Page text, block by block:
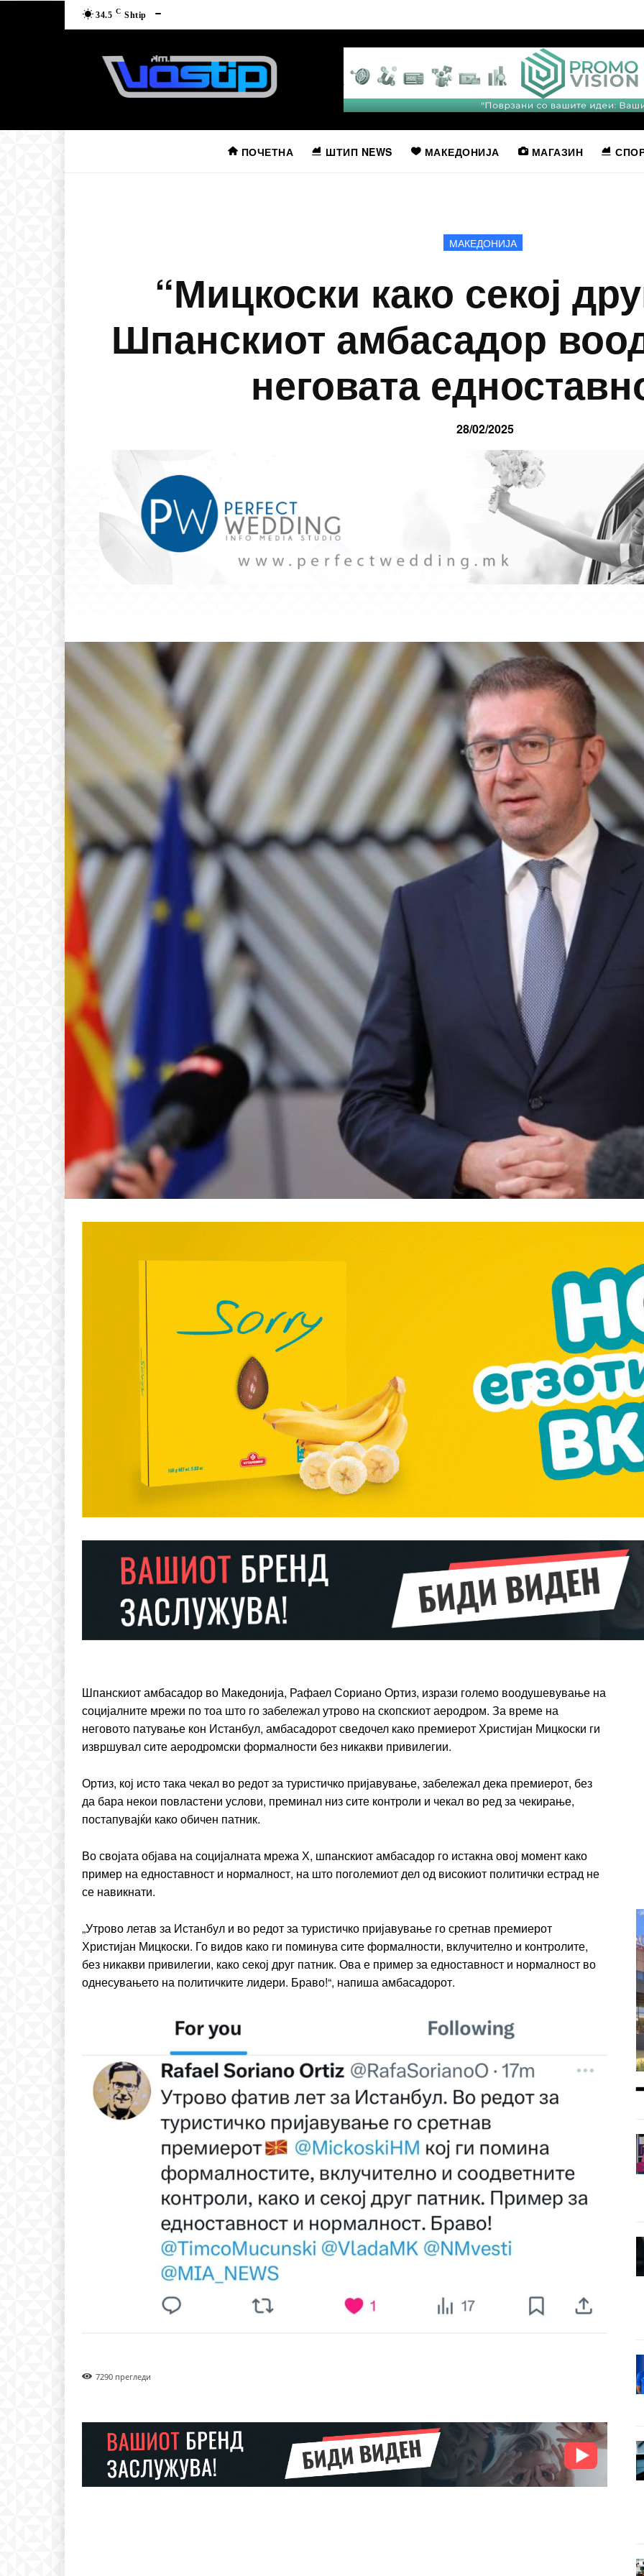
━ pricing plans
бесплатно / forever
ИЗБЕРЕТЕ ПЛАН
Included for free:
Etiam est nibh, lobortis sit
Nullam eu erat condimentum
Donec quis est ac felis
Orci varius natoque dolor
100 / yearplaceholder
Full member access:
Etiam est nibh, lobortis sit
Donec quis est ac felis
Orci varius natoque dolor
34.5 C Shtip
ПОЧЕТНА ШТИП NEWS МАКЕДОНИЈА МАГАЗИН
МАКЕДОНИЈА
“Мицкоски како секој
Шпанскиот амбасадор
неговата
28/02/2025
Шпанскиот амбасадор во Македонија, Рафаел Сориано Ортиз, изрази големо воодушевување на
социјалните мрежи по тоа што го забележал утрово на скопскиот аеродром. За време на
неговото патување кон Истанбул, амбасадорот сведочел како премиерот Христијан Мицкоски ги
извршувал сите аеродромски формалности без никакви привилегии.
Ортиз, кој исто така чекал во редот за туристичко пријавување, забележал дека премиерот, без
да бара некои повластени услови, преминал низ сите контроли и чекал во ред за чекирање,
постапувајќи како обичен патник.
Во својата објава на социјалната мрежа Х, шпанскиот амбасадор го истакна овој момент како
пример на едноставност и нормалност, на што поголемиот дел од високиот политички естрад не
се навикнати.
„Утрово летав за Истанбул и во редот за туристичко пријавување го сретнав премиерот
Христијан Мицкоски. Го видов како ги поминува сите формалности, вклучително и контролите,
без никакви привилегии, како секој друг патник. Ова е пример за едноставност и нормалност во
однесувањето на политичките лидери. Браво!“, напиша амбасадорот.
7290 прегледи